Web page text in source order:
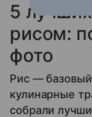
5
рисом:
фото
Рис —
кулинарные
собрали